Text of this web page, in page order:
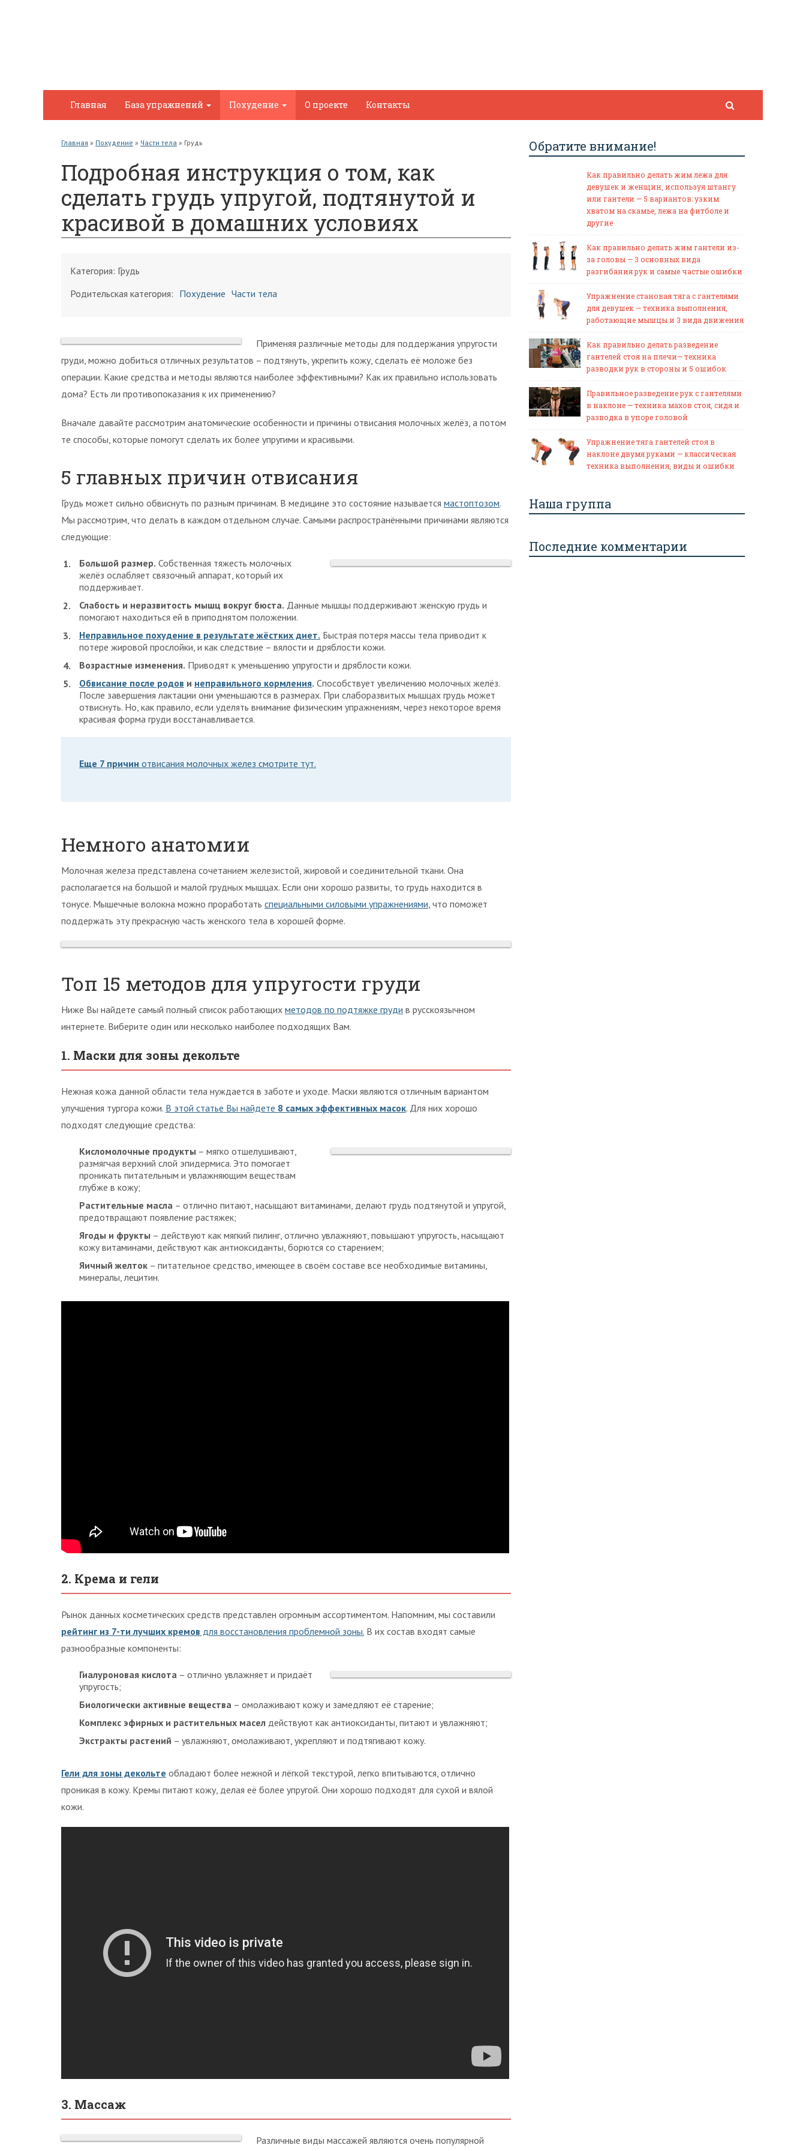
Главная База упражнений Похудение О проекте Контакты
Главная » Похудение » Части тела » Грудь
Подробная инструкция о том, как
сделать грудь упругой, подтянутой и
красивой в домашних условиях
Категория: Грудь
Родительская категория: Похудение Части тела
Применяя различные методы для поддержания упругости
груди, можно добиться отличных результатов – подтянуть, укрепить кожу, сделать её моложе без
операции. Какие средства и методы являются наиболее эффективными? Как их правильно использовать
дома? Есть ли противопоказания к их применению?
Вначале давайте рассмотрим анатомические особенности и причины отвисания молочных желёз, а потом
те способы, которые помогут сделать их более упругими и красивыми.
5 главных причин отвисания
Грудь может сильно обвиснуть по разным причинам. В медицине это состояние называется мастоптозом.
Мы рассмотрим, что делать в каждом отдельном случае. Самыми распространёнными причинами являются
следующие:
Большой размер. Собственная тяжесть молочных
желёз ослабляет связочный аппарат, который их
поддерживает.
Слабость и неразвитость мышц вокруг бюста. Данные мышцы поддерживают женскую грудь и
помогают находиться ей в приподнятом положении.
Неправильное похудение в результате жёстких диет. Быстрая потеря массы тела приводит к
потере жировой прослойки, и как следствие – вялости и дряблости кожи.
Возрастные изменения. Приводят к уменьшению упругости и дряблости кожи.
Обвисание после родов и неправильного кормления. Способствует увеличению молочных желёз.
После завершения лактации они уменьшаются в размерах. При слаборазвитых мышцах грудь может
отвиснуть. Но, как правило, если уделять внимание физическим упражнениям, через некоторое время
красивая форма груди восстанавливается.
Еще 7 причин отвисания молочных желез смотрите тут.
Немного анатомии
Молочная железа представлена сочетанием железистой, жировой и соединительной ткани. Она
располагается на большой и малой грудных мышцах. Если они хорошо развиты, то грудь находится в
тонусе. Мышечные волокна можно проработать специальными силовыми упражнениями, что поможет
поддержать эту прекрасную часть женского тела в хорошей форме.
Топ 15 методов для упругости груди
Ниже Вы найдете самый полный список работающих методов по подтяжке груди в русскоязычном
интернете. Виберите один или несколько наиболее подходящих Вам.
1. Маски для зоны декольте
Нежная кожа данной области тела нуждается в заботе и уходе. Маски являются отличным вариантом
улучшения тургора кожи. В этой статье Вы найдете 8 самых эффективных масок. Для них хорошо
подходят следующие средства:
Кисломолочные продукты – мягко отшелушивают,
размягчая верхний слой эпидермиса. Это помогает
проникать питательным и увлажняющим веществам
глубже в кожу;
Растительные масла – отлично питают, насыщают витаминами, делают грудь подтянутой и упругой,
предотвращают появление растяжек;
Ягоды и фрукты – действуют как мягкий пилинг, отлично увлажняют, повышают упругость, насыщают
кожу витаминами, действуют как антиоксиданты, борются со старением;
Яичный желток – питательное средство, имеющее в своём составе все необходимые витамины,
минералы, лецитин.
2. Крема и гели
Рынок данных косметических средств представлен огромным ассортиментом. Напомним, мы составили
рейтинг из 7-ти лучших кремов для восстановления проблемной зоны. В их состав входят самые
разнообразные компоненты:
Гиалуроновая кислота – отлично увлажняет и придаёт
упругость;
Биологически активные вещества – омолаживают кожу и замедляют её старение;
Комплекс эфирных и растительных масел действуют как антиоксиданты, питают и увлажняют;
Экстракты растений – увлажняют, омолаживают, укрепляют и подтягивают кожу.
Гели для зоны декольте обладают более нежной и лёгкой текстурой, легко впитываются, отлично
проникая в кожу. Кремы питают кожу, делая её более упругой. Они хорошо подходят для сухой и вялой
кожи.
3. Массаж
Различные виды массажей являются очень популярной
Обратите внимание!
Как правильно делать жим лежа для
девушек и женщин, используя штангу
или гантели — 5 вариантов: узким
хватом на скамье, лежа на фитболе и
другие
Как правильно делать жим гантели из-
за головы — 3 основных вида
разгибания рук и самые частые ошибки
Упражнение становая тяга с гантелями
для девушек — техника выполнения,
работающие мышцы и 3 вида движения
Как правильно делать разведение
гантелей стоя на плечи— техника
разводки рук в стороны и 5 ошибок
Правильное разведение рук с гантелями
в наклоне — техника махов стоя, сидя и
разводка в упоре головой
Упражнение тяга гантелей стоя в
наклоне двумя руками — классическая
техника выполнения, виды и ошибки
Наша группа
Последние комментарии